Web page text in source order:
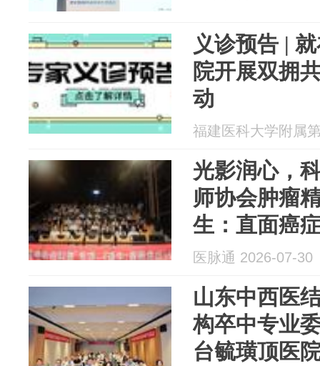
义诊预告 |
院开展双拥
动
福建医科大学附属
光影润心，
师协会肿瘤
生：直面癌
圆满落幕
医脉通 2026-07-30
山东中西医
构卒中专业
台毓璜顶医